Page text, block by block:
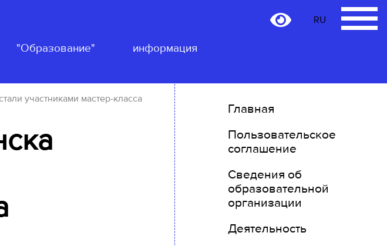
"Образование"
информация
RU
участниками мастер-класса
Главная
Пользовательское
соглашение
Сведения об
образовательной
организации
Деятельность